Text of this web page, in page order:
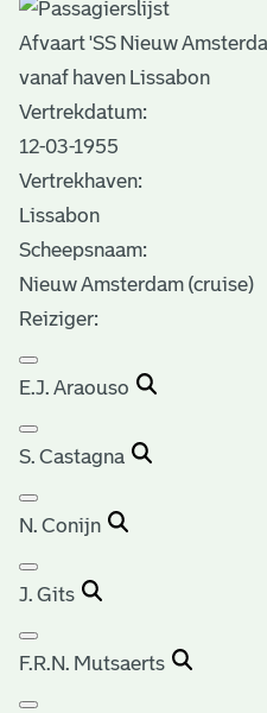
Afvaart 'SS Nieuw
vanaf haven Lissabon
Vertrekdatum:
12-03-1955
Vertrekhaven:
Lissabon
Scheepsnaam:
Nieuw Amsterdam (cruise)
Reiziger:
E.J. Araouso
S. Castagna
N. Conijn
J. Gits
F.R.N. Mutsaerts